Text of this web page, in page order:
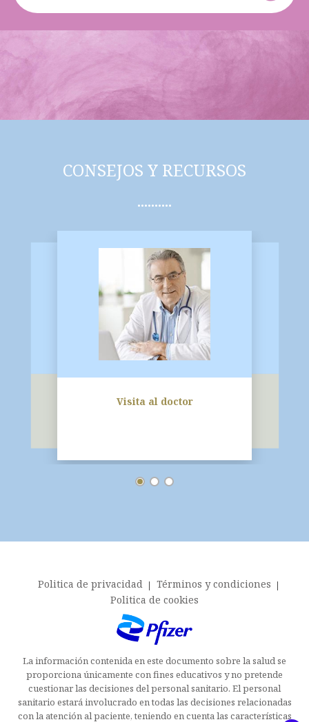
CONSEJOS Y RECURSOS
Visita al doctor
Footer menu
Politica de privacidad
Términos y condiciones
Politica de cookies
La información contenida en este documento sobre la salud se
proporciona únicamente con fines educativos y no pretende
cuestionar las decisiones del personal sanitario. El personal
sanitario estará involucrado en todas las decisiones relacionadas
con la atención al paciente, teniendo en cuenta las características